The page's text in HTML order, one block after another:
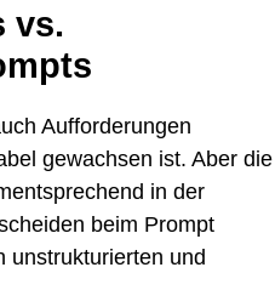
vs.
Aufforderungen
gewachsen ist. Aber die
in der
beim Prompt
unstrukturierten und